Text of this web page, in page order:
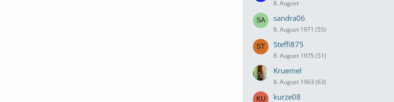
8. August
sandra06
8. August 1971 (55)
Steffi875
8. August 1975 (51)
Kruemel
8. August 1963 (63)
kurze08